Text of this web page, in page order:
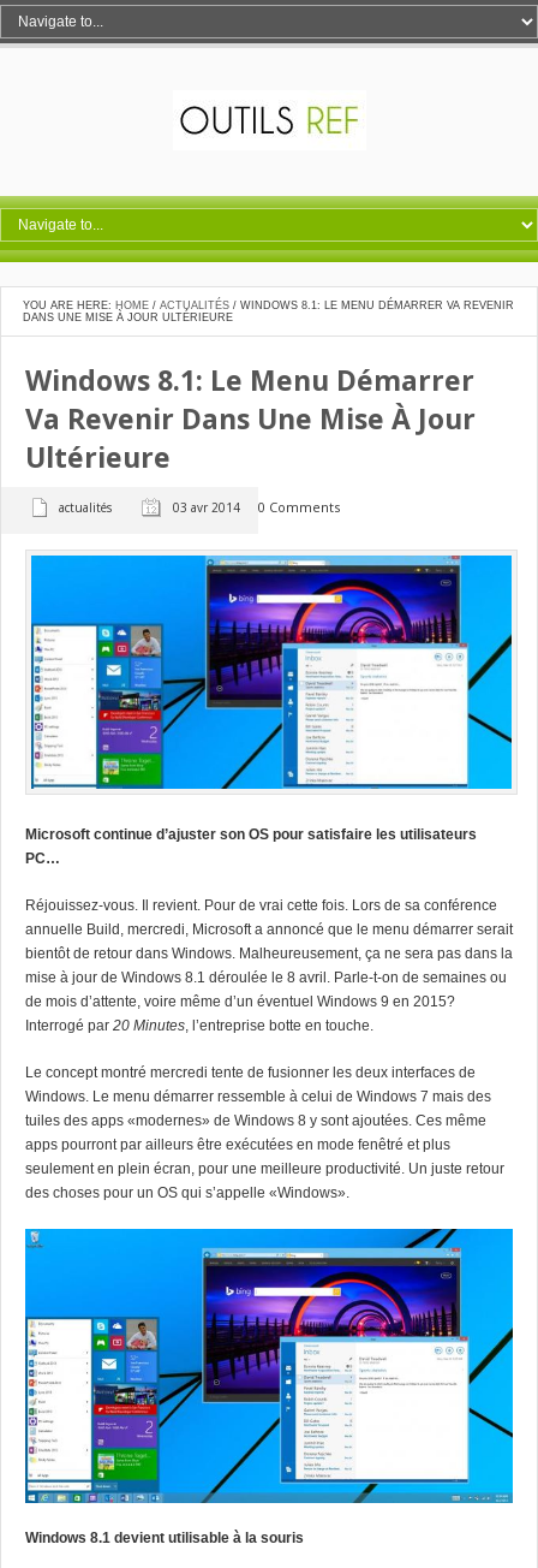
YOU ARE HERE: HOME / ACTUALITÉS / WINDOWS 8.1: LE MENU DÉMARRER VA REVENIR
DANS UNE MISE À JOUR ULTÉRIEURE
Windows 8.1: Le Menu Démarrer
Va Revenir Dans Une Mise À Jour
Ultérieure
actualités 03 avr 2014 0 Comments
Microsoft continue d’ajuster son OS pour satisfaire les utilisateurs
PC…
Réjouissez-vous. Il revient. Pour de vrai cette fois. Lors de sa conférence
annuelle Build , mercredi, Microsofta annoncé que le menu démarrer serait
bientôt de retour dans Windows. Malheureusement, ça ne sera pas dans la
mise à jour de Windows 8.1 déroulée le 8 avril. Parle-t-on de semaines ou
de mois d’attente, voire même d’un éventuel Windows 9 en 2015?
Interrogé par 20 Minutes, l’entreprise botte en touche.
Le concept montré mercredi tente de fusionner les deux interfaces de
Windows. Le menu démarrer ressemble à celui de Windows 7 mais des
tuiles des apps «modernes» de Windows 8 y sont ajoutées. Ces même
apps pourront par ailleurs être exécutées en mode fenêtré et plus
seulement en plein écran, pour une meilleure productivité. Un juste retour
des choses pour un OS qui s’appelle «Windows».
Windows 8.1 devient utilisable à la souris